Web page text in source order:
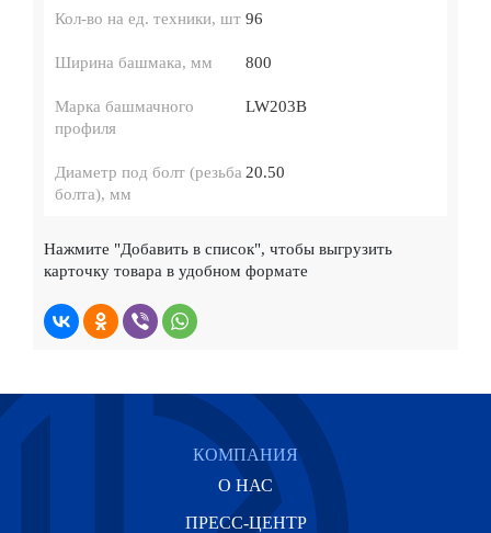
Кол-во на ед. техники, шт 96
Ширина башмака, мм 800
Марка башмачного
профиля
LW203B
Диаметр под болт (резьба
болта), мм
20.50
Нажмите "Добавить в список", чтобы выгрузить
карточку товара в удобном формате
КОМПАНИЯ
О НАС
ПРЕСС-ЦЕНТР